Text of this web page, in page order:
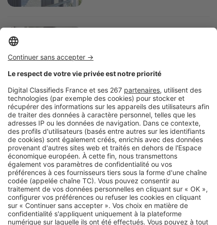
Image
copropriétés n'ont pas le droit de
faire